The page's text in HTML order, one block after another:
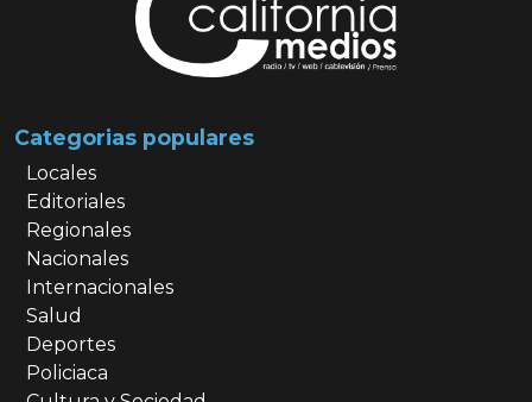
Categorias populares
Locales
Editoriales
Regionales
Nacionales
Internacionales
Salud
Deportes
Policiaca